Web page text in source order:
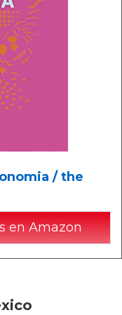
/ the
en Amazon